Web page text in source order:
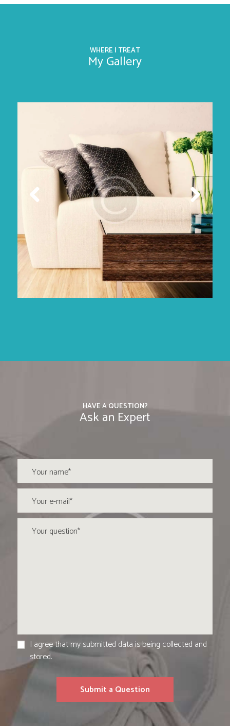
WHERE I TREAT
My Gallery
HAVE A QUESTION?
Ask an Expert
I agree that my submitted data is being collected and
stored.